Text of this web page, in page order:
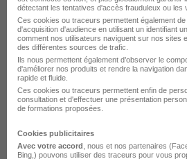
France Travail
Villemandeur - 45 CDI
Cette offre n’est plus disponible
détectant les tentatives d'accès frauduleux ou les
Ces cookies ou traceurs permettent également
d'acquisition d'audience en utilisant un identifiant
comment nos utilisateurs naviguent sur nos sites
des différentes sources de trafic.
Ils nous permettent également d’observer le
d'améliorer nos produits et rendre la navigation
rapide et fluide.
Ces cookies ou traceurs permettent enfin de
consultation et d'effectuer une présentation
de formations proposées.
Cookies publicitaires
Avec votre accord , nous et nos partenaires
Bing,) pouvons utiliser des traceurs pour vous